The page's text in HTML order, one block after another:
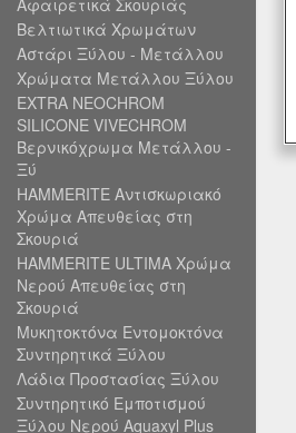
Αφαιρετικά Σκουριάς
Βελτιωτικά Χρωμάτων
Αστάρι Ξύλου - Μετάλλου
Χρώματα Μετάλλου Ξύλου
EXTRA NEOCHROM
SILICONE VIVECHROM
Βερνικόχρωμα Μετάλλου -
Ξύ
HAMMERITE Αντισκωριακό
Χρώμα Απευθείας στη
Σκουριά
HAMMERITE ULTIMA Χρώμα
Νερού Απευθείας στη
Σκουριά
Μυκητοκτόνα Εντομοκτόνα
Συντηρητικά Ξύλου
Λάδια Προστασίας Ξύλου
Συντηρητικό Εμποτισμού
Ξύλου Νερού Aquaxyl Plus